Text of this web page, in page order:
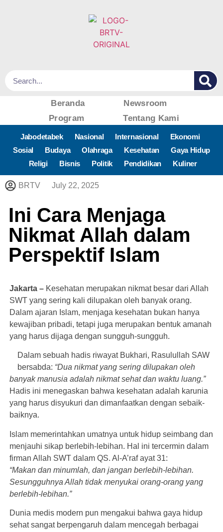
Beranda
Newsroom
Program
Tentang Kami
Jabodetabek Nasional Internasional
Ekonomi
Sosial
Budaya Olahraga Kesehatan
Gaya Hidup
Religi
Bisnis Politik Pendidikan Kuliner
BRTV July 22, 2025
Ini Cara Menjaga
Nikmat Allah dalam
Perspektif Islam
Jakarta – Kesehatan merupakan nikmat besar dari Allah
SWT yang sering kali dilupakan oleh banyak orang.
Dalam ajaran Islam, menjaga kesehatan bukan hanya
kewajiban pribadi, tetapi juga merupakan bentuk amanah
yang harus dijaga dengan sungguh-sungguh.
Dalam sebuah hadis riwayat Bukhari, Rasulullah SAW
bersabda: “Dua nikmat yang sering dilupakan oleh
banyak manusia adalah nikmat sehat dan waktu luang.”
Hadis ini menegaskan bahwa kesehatan adalah karunia
yang harus disyukuri dan dimanfaatkan dengan sebaik-
baiknya.
Islam memerintahkan umatnya untuk hidup seimbang dan
menjauhi sikap berlebih-lebihan. Hal ini tercermin dalam
firman Allah SWT dalam QS. Al-A’raf ayat 31:
“Makan dan minumlah, dan jangan berlebih-lebihan.
Sesungguhnya Allah tidak menyukai orang-orang yang
berlebih-lebihan.”
Dunia medis modern pun mengakui bahwa gaya hidup
sehat sangat berpengaruh dalam mencegah berbagai